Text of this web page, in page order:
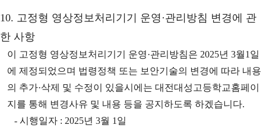
10. 고정형 영상정보처리기기 운영·관리방침 변경에 관
한 사항
이 고정형 영상정보처리기기 운영·관리방침은 2025년 3월1일
에 제정되었으며 법령정책 또는 보안기술의 변경에 따라 내용
의 추가·삭제 및 수정이 있을시에는 대전대성고등학교홈페이
지를 통해 변경사유 및 내용 등을 공지하도록 하겠습니다.
- 시행일자 : 2025년 3월 1일